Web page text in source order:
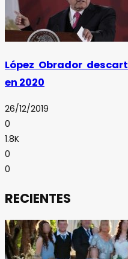
López Obrador
en 2020
26/12/2019
0
1.8K
0
0
RECIENTES